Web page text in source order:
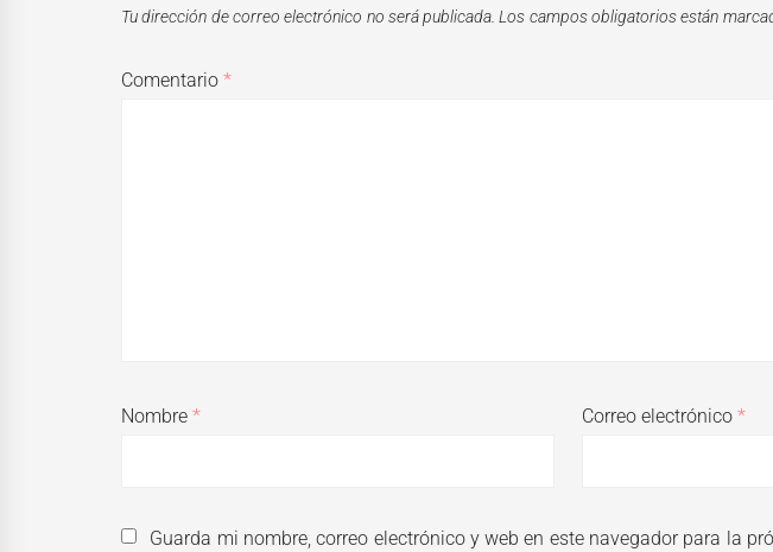
Tu dirección de correo electrónico no será publicada. Los campos obligatorios están
Comentario*
Nombre* Correo electrónico*
Guarda mi nombre, correo electrónico y web en este navegador para la